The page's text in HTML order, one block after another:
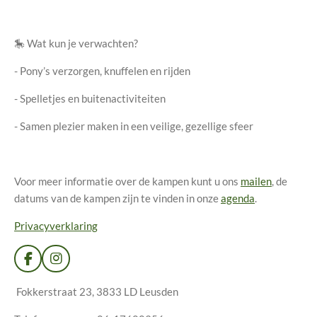
🎠 Wat kun je verwachten?
- Pony’s verzorgen, knuffelen en rijden
- Spelletjes en buitenactiviteiten
- Samen plezier maken in een veilige, gezellige sfeer
Voor meer informatie over de kampen kunt u ons mailen, de
datums van de kampen zijn te vinden in onzeagenda.
Privacyverklaring
F
a
c
I
n
s
Fokkerstraat 23, 3833 LD Leusden